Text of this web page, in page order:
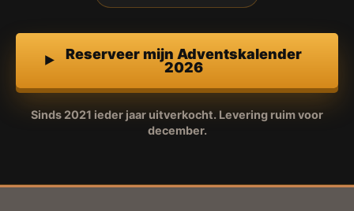
Reserveer mijn Adventskalender
2026
Sinds 2021 ieder jaar uitverkocht. Levering ruim voor
december.